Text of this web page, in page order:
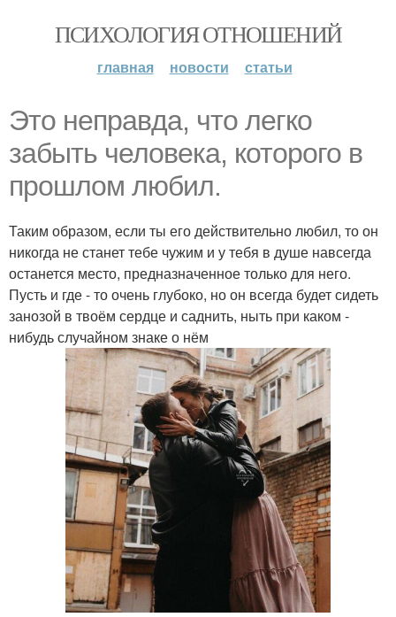
ПСИХОЛОГИЯ ОТНОШЕНИЙ
главная новости статьи
Это неправда, что легко
забыть человека, которого в
прошлом любил.
Таким образом, если ты его действительно любил, то он
никогда не станет тебе чужим и у тебя в душе навсегда
останется место, предназначенное только для него.
Пусть и где - то очень глубоко, но он всегда будет сидеть
занозой в твоём сердце и саднить, ныть при каком -
нибудь случайном знаке о нём